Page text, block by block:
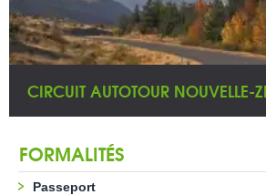
CIRCUIT AUTOTOUR NOUVELLE-
FORMALITÉS
Passeport